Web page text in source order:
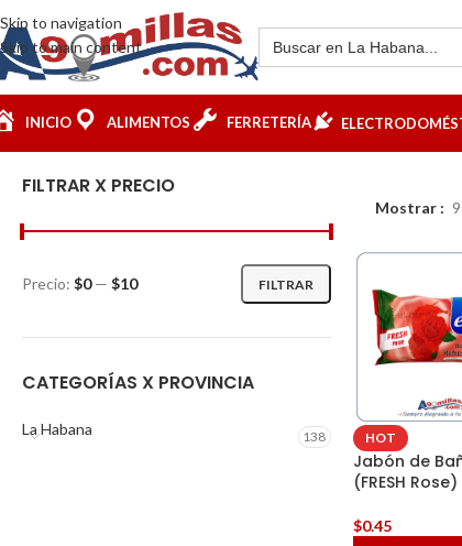
Skip to navigation
Skip to main content
INICIO ALIMENTOS FERRETERÍA
FILTRAR X PRECIO
FILTRAR
Precio: $0— $10
CATEGORÍAS X PROVINCIA
La Habana 138
Mostrar 9
HOT
Jabón de
(FRESH Rose)
$0.45